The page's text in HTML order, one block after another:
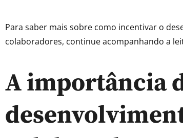
Para saber mais sobre como incentivar o
colaboradores, continue acompanhando a
A importância